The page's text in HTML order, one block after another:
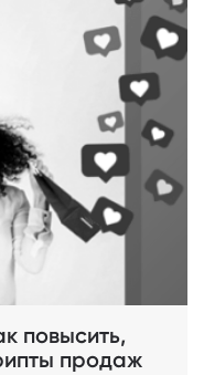
повысить,
продаж